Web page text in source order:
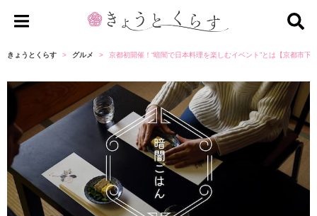
ょ
と
く
ら
きょうとくらす グルメ 京都初開催！“暗闇で日本料理を楽しむイベント”とは【京都市下